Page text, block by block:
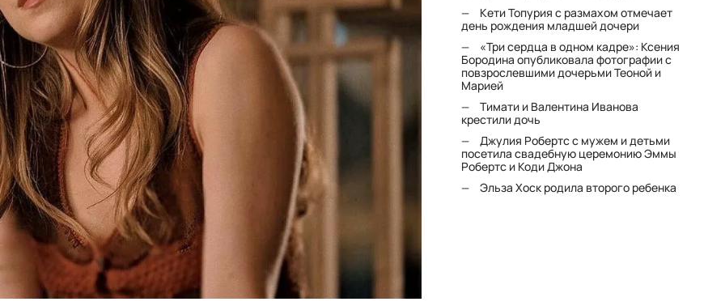
Кети Топурия с размахом отмечает
день рождения младшей дочери
«Три сердца в одном кадре»: Ксения
Бородина опубликовала фотографии с
повзрослевшими дочерьми Теоной и
Марией
Тимати и Валентина Иванова
крестили дочь
Джулия Робертс с мужем и детьми
посетила свадебную церемонию Эммы
Робертс и Коди Джона
Эльза Хоск родила второго ребенка